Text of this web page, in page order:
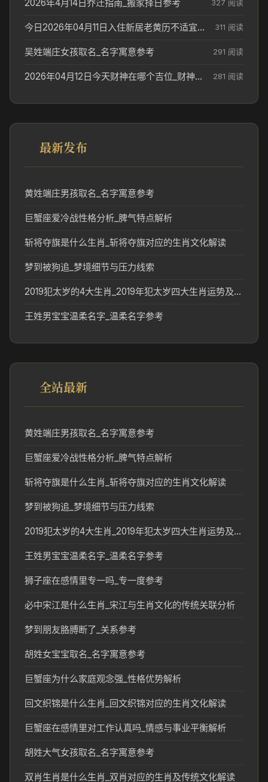
2026年4月14日乔迁指南_搬家择日参考 327 阅读
今日2026年04月11日入住新居老黄历不适宜吗_搬家择日参考 311 阅读
吴姓端庄女孩取名_名字寓意参考 291 阅读
2026年04月12日今天财神在哪个吉位_财神方位参考 281 阅读
最新发布
黄姓端庄男孩取名_名字寓意参考
巨蟹座爱冷战性格分析_脾气特点解析
斩将夺旗是什么生肖_斩将夺旗对应的生肖文化解读
梦到被狗追_梦境细节与压力线索
2019犯太岁的4大生肖_2019年犯太岁四大生肖运势及化解方式
王姓男宝宝温柔名字_温柔名字参考
全站最新
黄姓端庄男孩取名_名字寓意参考
巨蟹座爱冷战性格分析_脾气特点解析
斩将夺旗是什么生肖_斩将夺旗对应的生肖文化解读
梦到被狗追_梦境细节与压力线索
2019犯太岁的4大生肖_2019年犯太岁四大生肖运势及化解方式
王姓男宝宝温柔名字_温柔名字参考
狮子座在感情里专一吗_专一度参考
必中宋江是什么生肖_宋江与生肖文化的传统关联分析
梦到朋友胳膊断了_关系参考
胡姓女宝宝取名_名字寓意参考
巨蟹座为什么家庭观念强_性格优势解析
回文织锦是什么生肖_回文织锦对应的生肖文化解读
巨蟹座在感情里对工作认真吗_情感与事业平衡解析
胡姓大气女孩取名_名字寓意参考
双肖生肖是什么生肖_双肖对应的生肖及传统文化解读